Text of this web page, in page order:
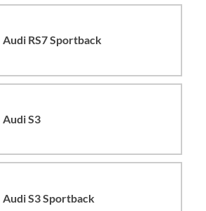
Audi RS7 Sportback
Audi S3
Audi S3 Sportback